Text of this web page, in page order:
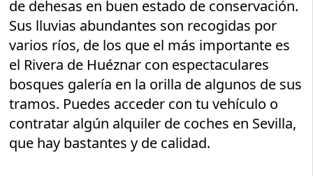
de dehesas en buen estado de conservación.
Sus lluvias abundantes son recogidas por
varios ríos, de los que el más importante es
el Rivera de Huéznar con espectaculares
bosques galería en la orilla de algunos de sus
tramos. Puedes acceder con tu vehículo o
contratar algún alquiler de coches en Sevilla,
que hay bastantes y de calidad.